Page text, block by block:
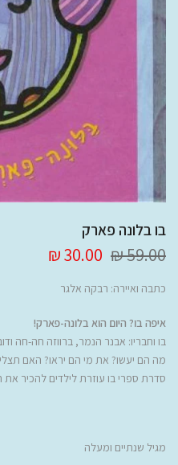
בו בלונה פארק
59.00 ₪
30.00 ₪
כתבה ואיירה: רבקה אלגר
איפה בו? היום הוא בלונה-פארק!
בו וחבריו: אבנר הנמר, ברווזה חה-חה
מה הם יעשו? את מי הם יראו? האם
סדרת ספרי בו עוזרת לילדים להכיר
מגיל שנתיים ומעלה